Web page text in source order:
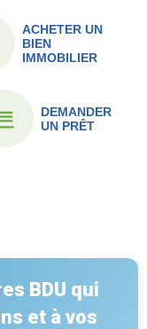
ACHETER UN
BIEN
IMMOBILIER
DEMANDER
UN PRÊT
BDU qui
et à vos